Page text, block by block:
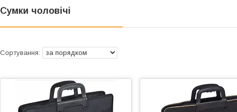
Сумки чоловічі